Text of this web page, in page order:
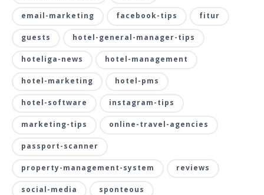
email-marketing facebook-tips fitur
guests hotel-general-manager-tips
hoteliga-news hotel-management
hotel-marketing hotel-pms
hotel-software instagram-tips
marketing-tips online-travel-agencies
passport-scanner
property-management-system reviews
social-media sponteous